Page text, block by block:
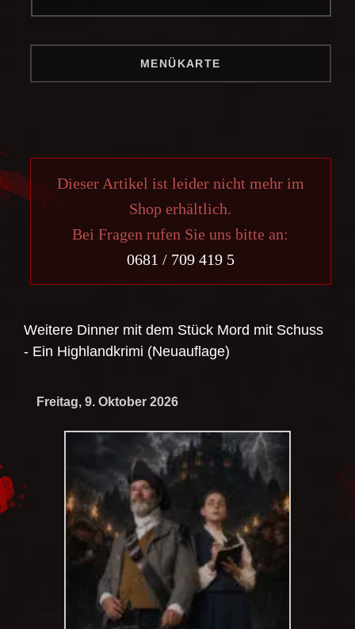
MENÜKARTE
Dieser Artikel ist leider nicht mehr im
Shop erhältlich.
Bei Fragen rufen Sie uns bitte an:
0681 / 709 419 5
Weitere Dinner mit dem Stück Mord mit Schuss
- Ein Highlandkrimi (Neuauflage)
Freitag, 9. Oktober 2026